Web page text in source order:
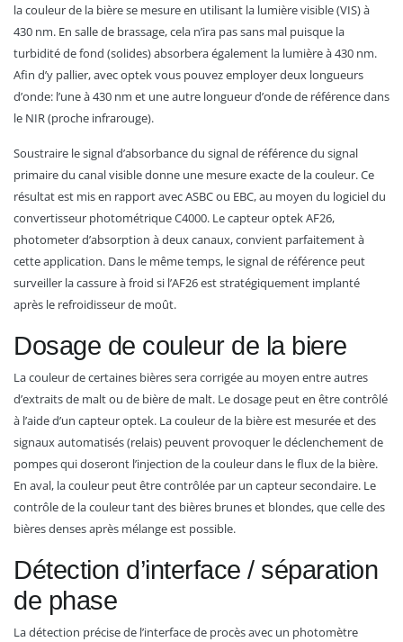
la couleur de la bière se mesure en utilisant la lumière visible (VIS) à
430 nm. En salle de brassage, cela n’ira pas sans mal puisque la
turbidité de fond (solides) absorbera également la lumière à 430 nm.
Afin d’y pallier, avec optek vous pouvez employer deux longueurs
d’onde: l’une à 430 nm et une autre longueur d’onde de référence dans
le NIR (proche infrarouge).
Soustraire le signal d’absorbance du signal de référence du signal
primaire du canal visible donne une mesure exacte de la couleur. Ce
résultat est mis en rapport avec ASBC ou EBC, au moyen du logiciel du
convertisseur photométrique C4000. Le capteur optek AF26,
photometer d’absorption à deux canaux, convient parfaitement à
cette application. Dans le même temps, le signal de référence peut
surveiller la cassure à froid si l’AF26 est stratégiquement implanté
après le refroidisseur de moût.
Dosage de couleur de la biere
La couleur de certaines bières sera corrigée au moyen entre autres
d’extraits de malt ou de bière de malt. Le dosage peut en être contrôlé
à l’aide d’un capteur optek. La couleur de la bière est mesurée et des
signaux automatisés (relais) peuvent provoquer le déclenchement de
pompes qui doseront l’injection de la couleur dans le flux de la bière.
En aval, la couleur peut être contrôlée par un capteur secondaire. Le
contrôle de la couleur tant des bières brunes et blondes, que celle des
bières denses après mélange est possible.
Détection d’interface / séparation
de phase
La détection précise de l’interface de procès avec un photomètre